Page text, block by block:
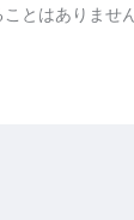
とはありません